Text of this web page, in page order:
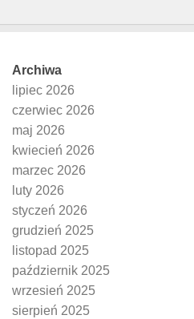
Archiwa
lipiec 2026
czerwiec 2026
maj 2026
kwiecień 2026
marzec 2026
luty 2026
styczeń 2026
grudzień 2025
listopad 2025
październik 2025
wrzesień 2025
sierpień 2025